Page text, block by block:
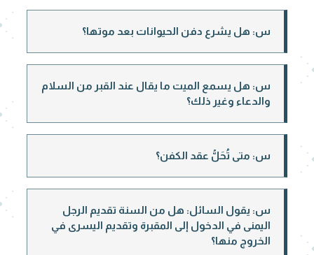
س: هل يشرع دفن الحيوانات بعد موتها؟
س: هل يسمع الميت ما يقال عند القبر من السلام
والدعاء وغير ذلك؟
س: متى تُحَلُّ عقد الكفن؟
س: يقول السائل: هل من السنة تقديم الرجل
اليمنى في الدخول إلى المقبرة وتقديم اليسرى في
الخروج منها؟